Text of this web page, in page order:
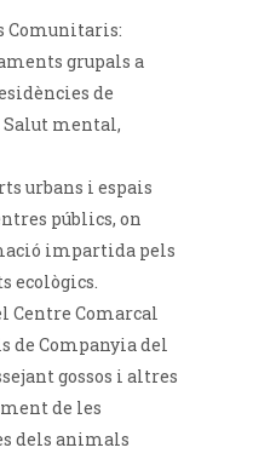
Comunitaris:
grupals a
de
Salut mental,
urbans i espais
públics, on
impartida pels
ecològics.
Centre Comarcal
de Companyia del
gossos i altres
de les
dels animals